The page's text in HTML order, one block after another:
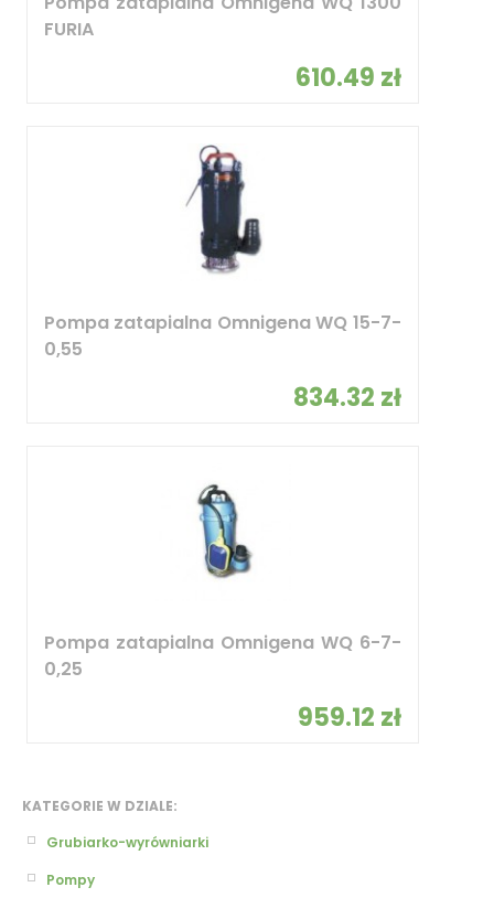
KATEGORIE W DZIALE:
Grubiarko-wyrówniarki
Pompy
FURIA
610.49 zł
Pompa zatapialna Omnigena WQ 15-7-
0,55
834.32 zł
Pompa zatapialna Omnigena WQ 6-7-
0,25
959.12 zł